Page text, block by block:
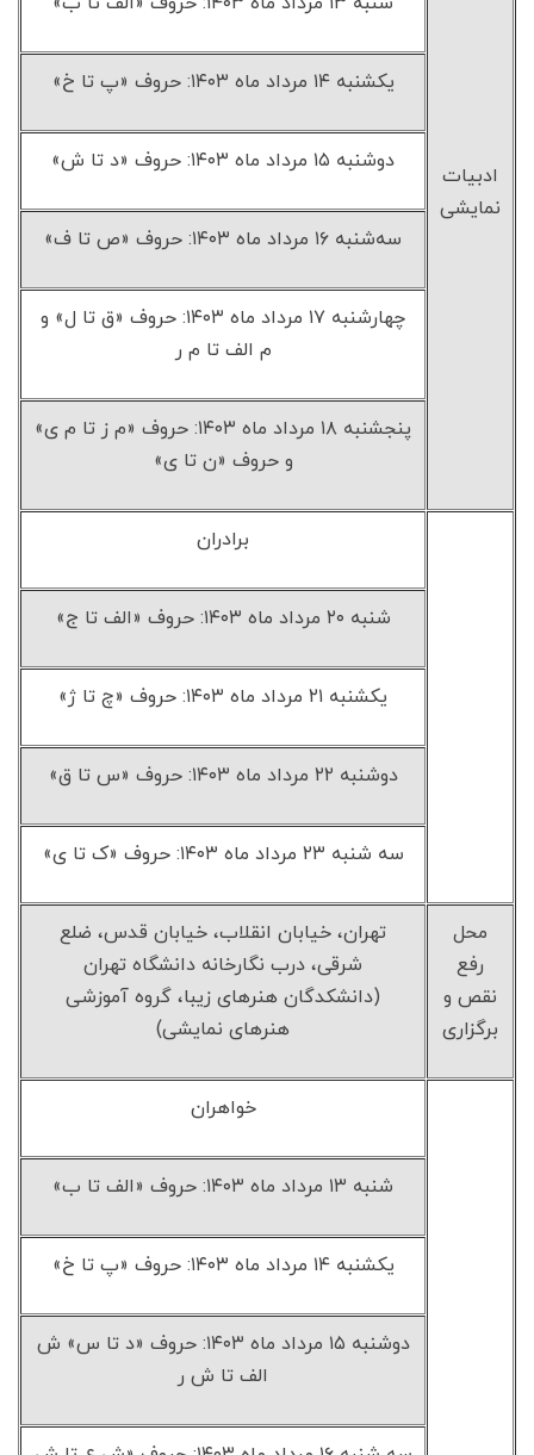
ادبیات
نمایشی
یکشنبه ۱۴ مرداد ماه ۱۴۰۳: حروف «پ تا خ»
دوشنبه ۱۵ مرداد ماه ۱۴۰۳: حروف «د تا ش»
سه‌شنبه ۱۶ مرداد ماه ۱۴۰۳: حروف «ص تا ف»
چهارشنبه ۱۷ مرداد ماه ۱۴۰۳: حروف «ق تا ل» و
م الف تا م ر
پنجشنبه ۱۸ مرداد ماه ۱۴۰۳: حروف «م ز تا م ی»
و حروف «ن تا ی»
برادران
شنبه ۲۰ مرداد ماه ۱۴۰۳: حروف «الف تا ج»
یکشنبه ۲۱ مرداد ماه ۱۴۰۳: حروف «چ تا ژ»
دوشنبه ۲۲ مرداد ماه ۱۴۰۳: حروف «س تا ق»
سه شنبه ۲۳ مرداد ماه ۱۴۰۳: حروف «ک تا ی»
محل
رفع
نقص و
برگزاری
تهران، خیابان انقلاب، خیابان قدس، ضلع
شرقی، درب نگارخانه دانشگاه تهران
(دانشکدگان هنرهای زیبا، گروه آموزشی
هنرهای نمایشی)
خواهران
شنبه ۱۳ مرداد ماه ۱۴۰۳: حروف «الف تا ب»
یکشنبه ۱۴ مرداد ماه ۱۴۰۳: حروف «پ تا خ»
دوشنبه ۱۵ مرداد ماه ۱۴۰۳: حروف «د تا س» ش
الف تا ش ر